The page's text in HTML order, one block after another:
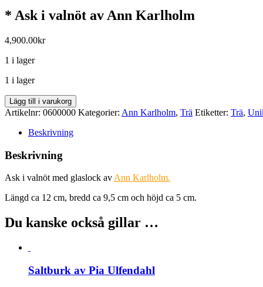
* Ask i valnöt av Ann Karlholm
4,900.00kr
1 i lager
1 i lager
*
Ask
valnöt
Ann
mängd
Lägg till i varukorg
Artikelnr: 0600000 Kategorier: Ann Karlholm, Trä Etiketter: Trä,
Beskrivning
Beskrivning
Ask i valnöt med glaslock av Ann Karlholm.
Längd ca 12 cm, bredd ca 9,5 cm och höjd ca 5 cm.
Du kanske också gillar …
Saltburk av Pia Ulfendahl